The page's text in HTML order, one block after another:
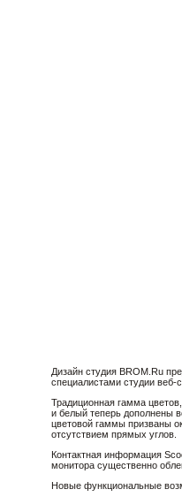
Дизайн студия BROM.Ru
специалистами студии
Традиционная гамма
и белый теперь дополнены
цветовой гаммы призваны
отсутствием прямых углов.
Контактная информация
монитора существенно
Новые функциональные